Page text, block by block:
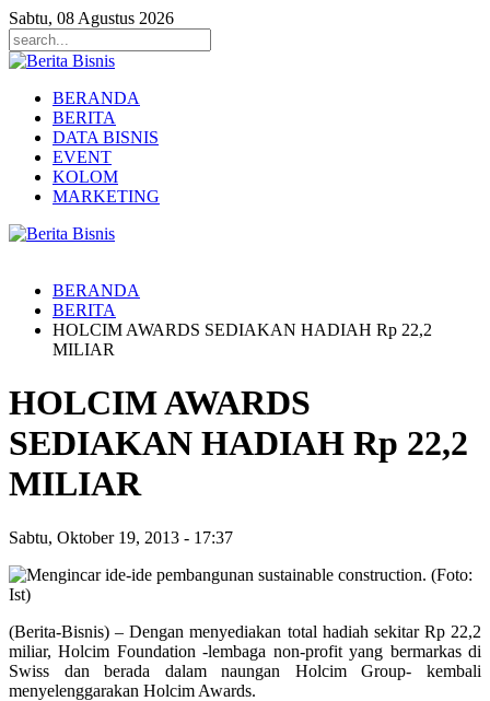
Sabtu, 08 Agustus 2026
BERANDA
BERITA
DATA BISNIS
EVENT
KOLOM
MARKETING
BERANDA
BERITA
HOLCIM AWARDS SEDIAKAN HADIAH Rp 22,2
MILIAR
HOLCIM AWARDS
SEDIAKAN HADIAH Rp 22,2
MILIAR
Sabtu, Oktober 19, 2013 - 17:37
(Berita-Bisnis) – Dengan menyediakan total hadiah sekitar Rp 22,2
miliar, Holcim Foundation -lembaga non-profit yang bermarkas di
Swiss dan berada dalam naungan Holcim Group- kembali
menyelenggarakan Holcim Awards.